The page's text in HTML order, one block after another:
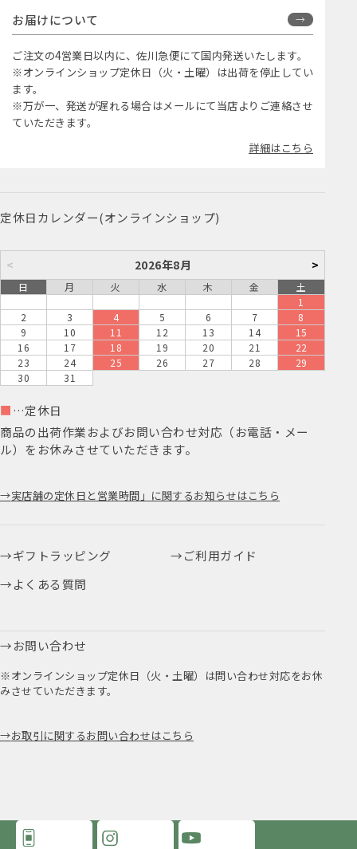
お届けについて
ご注文の4営業日以内に、佐川急便にて国内発送いたします。
※オンラインショップ定休日（火・土曜）は出荷を停止してい
ます。
※万が一、発送が遅れる場合はメールにて当店よりご連絡させ
ていただきます。
詳細はこちら
定休日カレンダー(オンラインショップ)
< 2026年8月 >
日 月 火 水 木 金
土
1
2
3 4 5 6 7
8
9
10 11 12 13 14
15
16
17 18 19 20 21
22
23
24 25 26 27 28
29
30
31
■ …定休日
商品の出荷作業およびお問い合わせ対応（お電話・メー
ル）をお休みさせていただきます。
実店舗の定休日と営業時間」に関するお知らせはこちら
ギフトラッピング
ご利用ガイド
よくある質問
お問い合わせ
※オンラインショップ定休日（火・土曜）は問い合わせ対応をお休
みさせていただきます。
お取引に関するお問い合わせはこちら